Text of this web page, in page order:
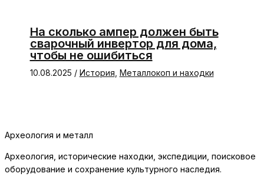
На сколько ампер должен быть
сварочный инвертор для дома,
чтобы не ошибиться
10.08.2025 / История Металлокоп и находки
Археология и металл
Археология, исторические находки, экспедиции, поисковое
оборудование и сохранение культурного наследия.